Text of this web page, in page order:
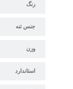
رنگ
جنس تنه
وزن
استاندارد